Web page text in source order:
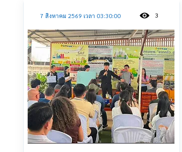
7 สิงหาคม 2569 เวลา 03:30:00 3